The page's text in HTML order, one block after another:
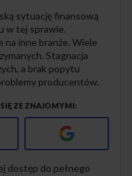
sytuację finansową
w tej sprawie.
na inne branże. Wiele
Stagnacja
a brak popytu
producentów.
ZE ZNAJOMYMI
Google+
dostęp do pełnego